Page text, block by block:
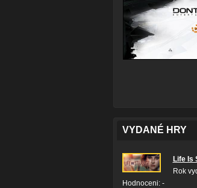
VYDANÉ HRY
Life Is
Rok
Hodnoceni: -